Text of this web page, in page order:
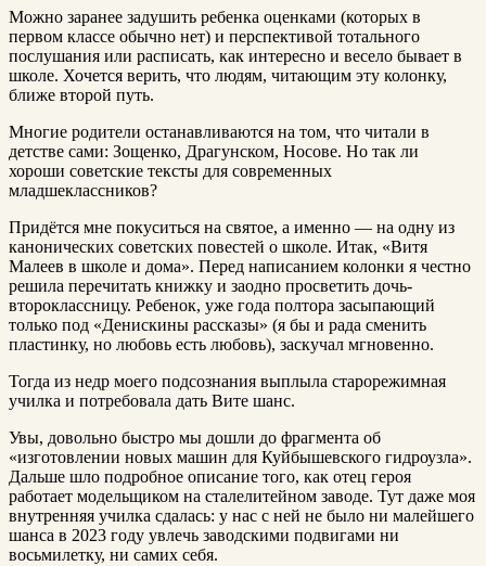
Можно заранее задушить ребенка оценками (которых в
первом классе обычно нет) и перспективой тотального
послушания или расписать, как интересно и весело бывает в
школе. Хочется верить, что людям, читающим эту колонку,
ближе второй путь.
Многие родители останавливаются на том, что читали в
детстве сами: Зощенко, Драгунском, Носове. Но так ли
хороши советские тексты для современных
младшеклассников?
Придётся мне покуситься на святое, а именно — на одну из
канонических советских повестей о школе. Итак, «Витя
Малеев в школе и дома». Перед написанием колонки я честно
решила перечитать книжку и заодно просветить дочь-
второклассницу. Ребенок, уже года полтора засыпающий
только под «Денискины рассказы» (я бы и рада сменить
пластинку, но любовь есть любовь), заскучал мгновенно.
Тогда из недр моего подсознания выплыла старорежимная
училка и потребовала дать Вите шанс.
Увы, довольно быстро мы дошли до фрагмента об
«изготовлении новых машин для Куйбышевского гидроузла».
Дальше шло подробное описание того, как отец героя
работает модельщиком на сталелитейном заводе. Тут даже моя
внутренняя училка сдалась: у нас с ней не было ни малейшего
шанса в 2023 году увлечь заводскими подвигами ни
восьмилетку, ни самих себя.